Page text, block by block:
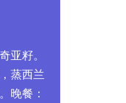
亚籽。
蒸西兰
晚餐：